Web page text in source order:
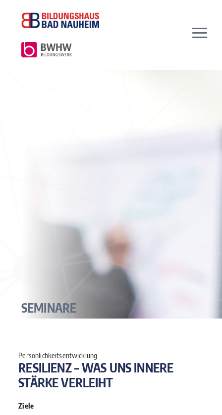
SEMINARE
Persönlichkeitsentwicklung
RESILIENZ – WAS UNS INNERE
STÄRKE VERLEIHT
Ziele